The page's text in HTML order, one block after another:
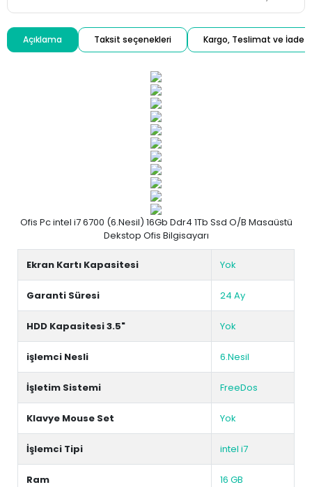
Açıklama Taksit seçenekleri Kargo, Teslimat ve İade
Ofis Pc intel i7 6700 (6.Nesil) 16Gb Ddr4 1Tb Ssd O/B Masaüstü
Dekstop Ofis Bilgisayarı
Ekran Kartı Kapasitesi Yok
Garanti Süresi 24 Ay
HDD Kapasitesi 3.5" Yok
işlemci Nesli 6.Nesil
İşletim Sistemi FreeDos
Klavye Mouse Set Yok
İşlemci Tipi intel i7
Ram 16 GB